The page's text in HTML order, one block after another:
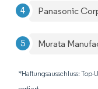
Panasonic
Murata
*Haftungsausschluss: